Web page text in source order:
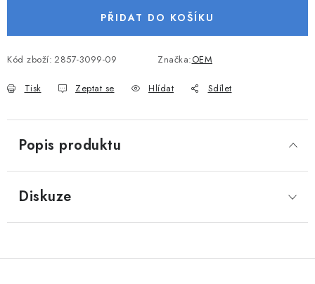
PŘÍSLUŠENSTVÍ K MOTORŮM
PŘÍVĚSY K LODÍM
ZNAČKY
Doprava a platba
PŘIDAT DO KOŠÍKU
Kód zboží: 2857-3099-09 Značka:OEM
Tisk Zeptat se Hlídat Sdílet
Popis produktu
Diskuze